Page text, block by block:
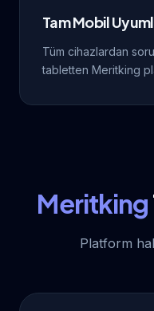
Tam Mobil
Tüm cihazlardan
tabletten Meritking
Meritking
Platform